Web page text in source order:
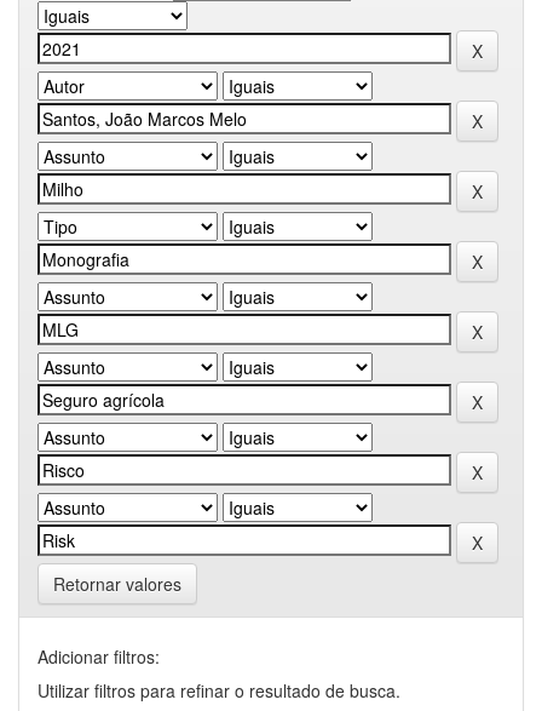
Retornar valores
Adicionar filtros:
Utilizar filtros para refinar o resultado de busca.